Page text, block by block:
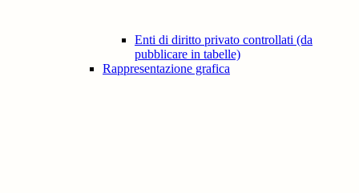
Enti di diritto privato controllati (da
pubblicare in tabelle)
Rappresentazione grafica